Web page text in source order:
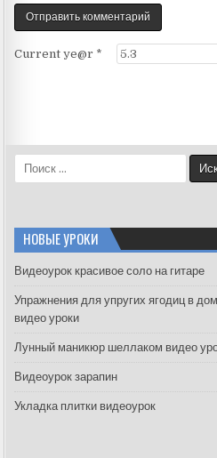
Current ye@r *
e
h
f
r
:
НОВЫЕ УРОКИ
Видеоурок красивое соло на гитаре
Упражнения для упругих ягодиц в
видео уроки
Лунный маникюр шеллаком видео
Видеоурок зарапин
Укладка плитки видеоурок